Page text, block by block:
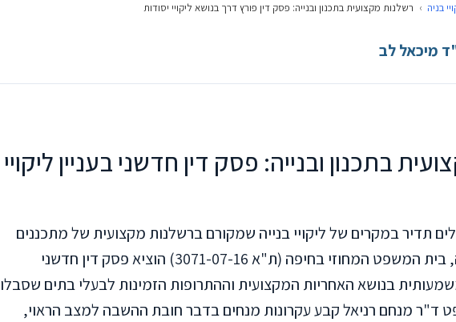
בניה › רשלנות מקצועית בתכנון ובנייה: פסק דין פורץ דרך בנושא ליקויי יסודות
מיכאל לב
בתכנון ובנייה: פסק דין חדשני בעניין ליקויי
תדיר במקרים של ליקויי בנייה שמקורם ברשלנות מקצועית של מתכננים
וקבלנים. לאחרונה, בית המשפט המחוזי בחיפה (ת"א 3071-07-16) הוציא פסק דין חדשני
בנושא האחריות המקצועית וההתרופות הזמינות לבעלי בתים שסבלו
ד"ר מנחם רניאל קבע עקרונות מנחים בדבר חובת ההשבה למצב הראוי,